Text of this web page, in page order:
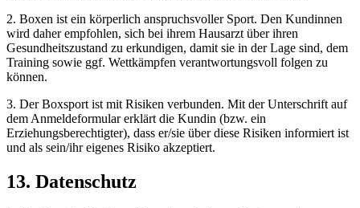
2. Boxen ist ein körperlich anspruchsvoller Sport. Den Kundinnen
wird daher empfohlen, sich bei ihrem Hausarzt über ihren
Gesundheitszustand zu erkundigen, damit sie in der Lage sind, dem
Training sowie ggf. Wettkämpfen verantwortungsvoll folgen zu
können.
3. Der Boxsport ist mit Risiken verbunden. Mit der Unterschrift auf
dem Anmeldeformular erklärt die Kundin (bzw. ein
Erziehungsberechtigter), dass er/sie über diese Risiken informiert ist
und als sein/ihr eigenes Risiko akzeptiert.
13. Datenschutz